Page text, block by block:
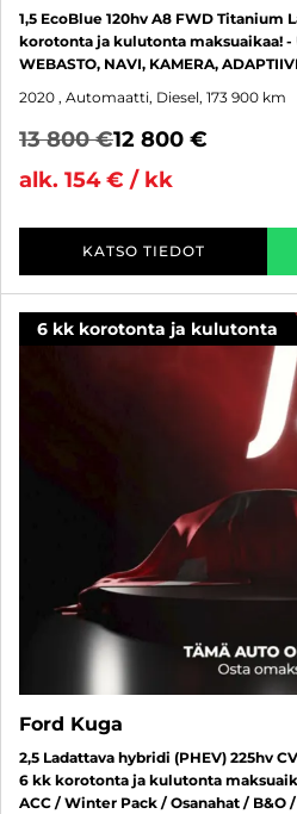
1,5 EcoBlue 120hv A8 FWD
korotonta ja kulutonta maksuaikaa! -
WEBASTO, NAVI, KAMERA,
2020 , Automaatti, Diesel, 173 900 km
13 800 €12 800 €
alk. 154 € / kk
KATSO TIEDOT
6 kk korotonta ja kulutonta
Ford Kuga
2,5 Ladattava hybridi (PHEV) 225hv
6 kk korotonta ja kulutonta
ACC / Winter Pack / Osanahat /